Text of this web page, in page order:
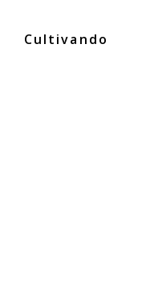
Cultivando